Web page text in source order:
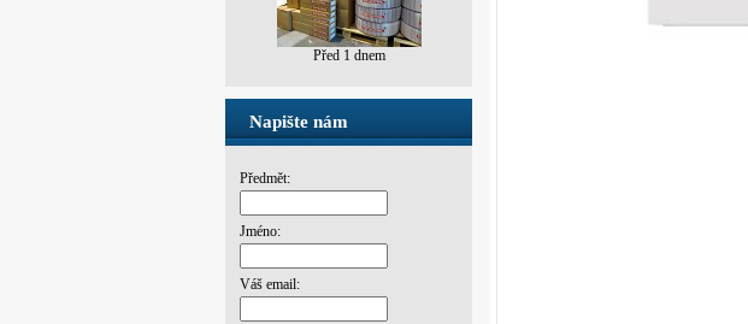
Před 1 dnem
Napište nám
Předmět:
Jméno:
Váš email: